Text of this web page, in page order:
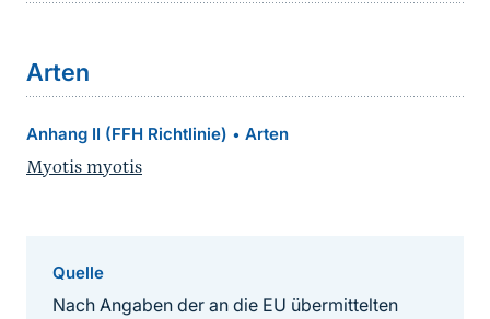
Arten
Anhang II (FFH Richtlinie) • Arten
Myotis myotis
Quelle
Nach Angaben der an die EU übermittelten